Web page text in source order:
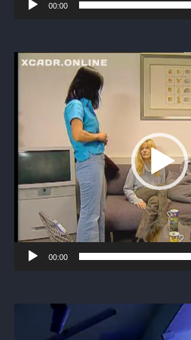
00:00
Видеоплеер
00:00
Видеоплеер